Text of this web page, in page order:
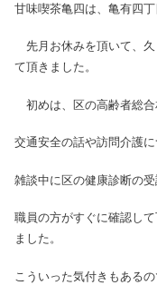
甘味喫茶亀四は、亀有四丁
先月お休みを頂いて、
て頂きました。
初めは、区の高齢者総
交通安全の話や訪問介護
雑談中に区の健康診断の
職員の方がすぐに確認して
ました。
こういった気付きもある